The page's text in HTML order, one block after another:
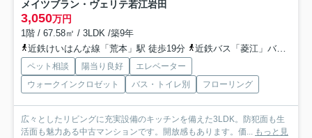
メイツブラン・ヴェリテ若江岩田
3,050万円
1階 / 67.58㎡ / 3LDK /築9年
近鉄けいはんな線「荒本」駅 徒歩19分
近鉄バス「菱江」バス停下車 徒歩4分
ペット相談 陽当り良好
エレベーター
ウォークインクロゼット
バス・トイレ別 フローリング
広々としたリビングに充実設備のキッチンを備えた3LDK。防犯面も生
活面も魅力ある中古マンションです。開放感もあります。価... もっと見